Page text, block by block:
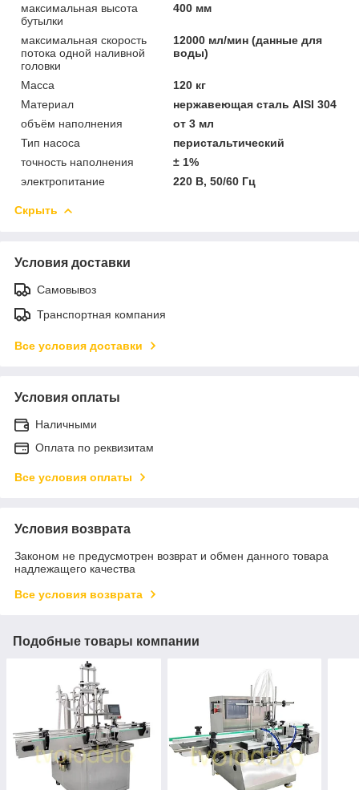
максимальная высота
бутылки
400 мм
максимальная скорость
потока одной наливной
головки
12000 мл/мин (данные для
воды)
Масса
120 кг
Материал
нержавеющая сталь AISI 304
объём наполнения
от 3 мл
Тип насоса
перистальтический
точность наполнения
± 1%
электропитание
220 В, 50/60 Гц
Скрыть
Условия доставки
Самовывоз
Транспортная компания
Все условия доставки
Условия оплаты
Наличными
Оплата по реквизитам
Все условия оплаты
Условия возврата
Законом не предусмотрен возврат и обмен данного товара
надлежащего качества
Все условия возврата
Подобные товары компании